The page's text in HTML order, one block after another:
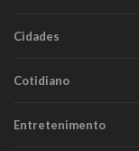
Cidades
Cotidiano
Entretenimento